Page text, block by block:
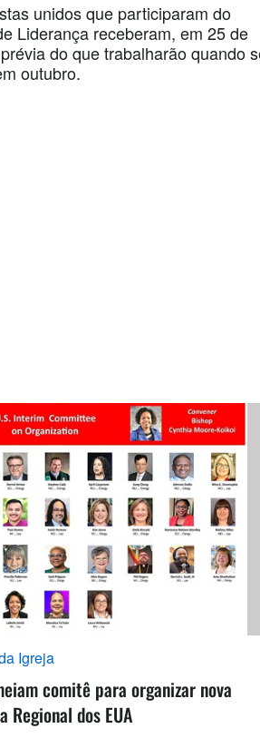
unidos que participaram do
Liderança receberam, em 25 de
do que trabalharão quando
outubro.
Igreja
comitê para organizar nova
Regional dos EUA